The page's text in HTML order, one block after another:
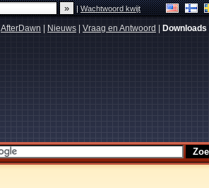
|Wachtwoord kwijt
AfterDawn Nieuws Vraag en Antwoord Downloads